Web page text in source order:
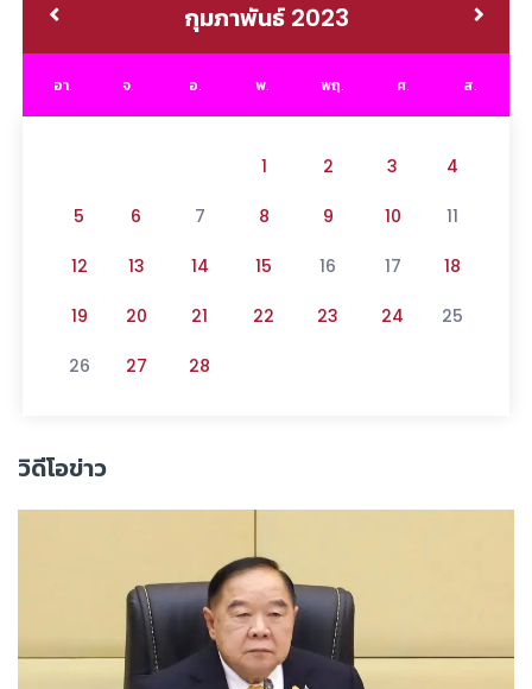
กุมภาพันธ์ 2023
อา. จ. อ. พ. พฤ. ศ. ส.
1 2 3 4
5 6 7 8 9 10 11
12 13 14 15 16 17 18
19 20 21 22 23 24 25
26 27 28
วิดีโอข่าว